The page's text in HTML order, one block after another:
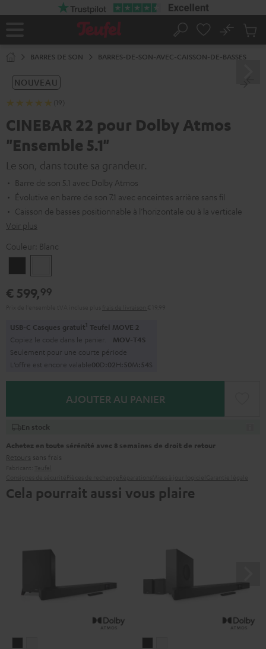
Page
Rechercher
No
du
BARRES DE SON BARRES-DE-SON-AVEC-CAISSON-DE-BASSES
NOUVEAU
(19)
CINEBAR 22 pour Dolby Atmos
"Ensemble 5.1"
Le son, dans toute sa grandeur.
Barre de son 5.1 avec Dolby Atmos
Évolutive en barre de son 7.1 avec enceintes arrière sans fil
Caisson de basses positionnable à l’horizontale ou à la verticale
Voir plus
Couleur: Blanc
€ 599,99
USB-C Casques gratuit1 Teufel MOVE 2
Copiez le code dans le panier. MOV-T4S
Seulement pour une courte période
L’offre est encore valable00D:02H: 50M: 52S
AJOUTER AU PANIER
En stock
Achetez en toute sérénité avec 8 semaines de droit de retour
Retours sans frais
Cela pourrait aussi vous plaire